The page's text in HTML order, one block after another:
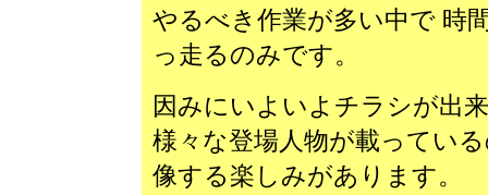
やるべき作業が多い中で 時
っ走るのみです。
因みにいよいよチラシが出
様々な登場人物が載ってい
像する楽しみがあります。